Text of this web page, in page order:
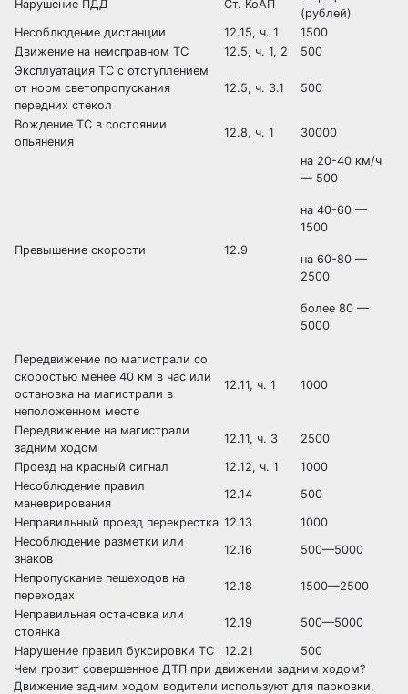
Нарушение ПДД Ст. КоАП
(рублей)
Несоблюдение дистанции
12.15, ч. 1
1500
Движение на неисправном ТС
12.5, ч. 1, 2
500
Эксплуатация ТС с отступлением
от норм светопропускания
передних стекол
12.5, ч. 3.1 500
Вождение ТС в состоянии
опьянения
12.8, ч. 1 30000
Превышение скорости 12.9
на 20-40 км/ч
— 500
на 40-60 —
1500
на 60-80 —
2500
более 80 —
5000
Передвижение по магистрали со
скоростью менее 40 км в час или
остановка на магистрали в
неположенном месте
12.11, ч. 1 1000
Передвижение на магистрали
задним ходом
12.11, ч. 3 2500
Проезд на красный сигнал 12.12, ч. 1
1000
Несоблюдение правил
маневрирования
12.14 500
Неправильный проезд перекрестка 12.13
1000
Несоблюдение разметки или
знаков
12.16 500—5000
Непропускание пешеходов на
переходах
12.18 1500—2500
Неправильная остановка или
стоянка
12.19 500—5000
Нарушение правил буксировки ТС 12.21
500
Чем грозит совершенное ДТП при движении задним ходом?
Движение задним ходом водители используют для парковки,